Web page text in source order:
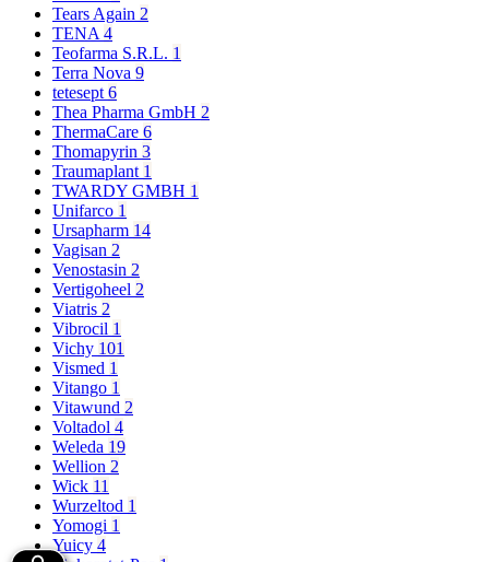
Tears Again 2
TENA4
Teofarma S.R.L. 1
Terra Nova 9
tetesept6
Thea Pharma GmbH 2
ThermaCare 6
Thomapyrin 3
Traumaplant 1
TWARDY GMBH 1
Unifarco 1
Ursapharm 14
Vagisan 2
Venostasin 2
Vertigoheel 2
Viatris 2
Vibrocil 1
Vichy 101
Vismed 1
Vitango 1
Vitawund 2
Voltadol 4
Weleda 19
Wellion 2
Wick 11
Wurzeltod 1
Yomogi 1
Yuicy 4